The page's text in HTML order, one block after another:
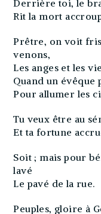
Derrière toi, le
Rit la mort
Prêtre, on voit
venons,
Les anges et les
Quand un évêque
Pour allumer les
Tu veux être au
Et ta fortune
Soit ; mais pour
lavé
Le pavé de la rue.
Peuples, gloire à